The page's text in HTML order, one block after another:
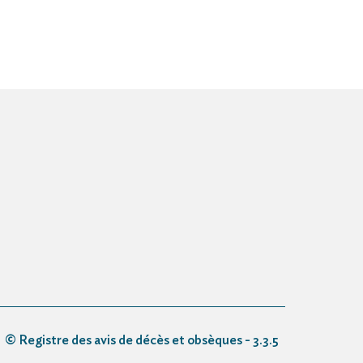
© Registre des avis de décès et obsèques - 3.3.5